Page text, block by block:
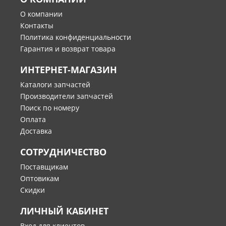
О компании
Контакты
Политика конфиденциальности
Гарантия и возврат товара
ИНТЕРНЕТ-МАГАЗИН
Каталоги запчастей
Производители запчастей
Поиск по номеру
Оплата
Доставка
СОТРУДНИЧЕСТВО
Поставщикам
Оптовикам
Скидки
ЛИЧНЫЙ КАБИНЕТ